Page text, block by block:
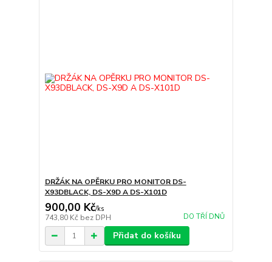
DRŽÁK NA OPĚRKU PRO MONITOR DS-
X93DBLACK, DS-X9D A DS-X101D
900,00 Kč/ks
743,80 Kč bez DPH DO TŘÍ DNŮ
Přidat do košíku